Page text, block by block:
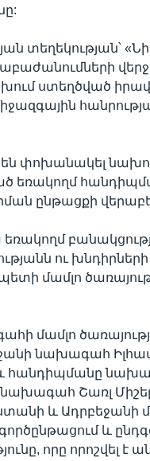
տեղեկության՝
ստեղծված
են փոխանակել
եռակողմ
ընթացքի
ու
մամլո
մամլո
նախագահ
հանդիպմանը
Շառլ
և Ադրբեջանի
և
որը որոշվել է